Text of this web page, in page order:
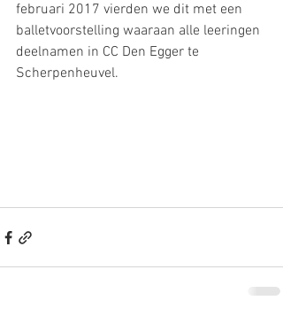
februari 2017 vierden we dit met een
balletvoorstelling waaraan alle leeringen
deelnamen in CC Den Egger te
Scherpenheuvel.